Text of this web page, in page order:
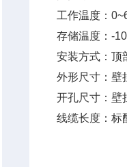
工作温度：
存储温度：-
安装方式：顶
外形尺寸：壁
开孔尺寸：壁
线缆长度：标